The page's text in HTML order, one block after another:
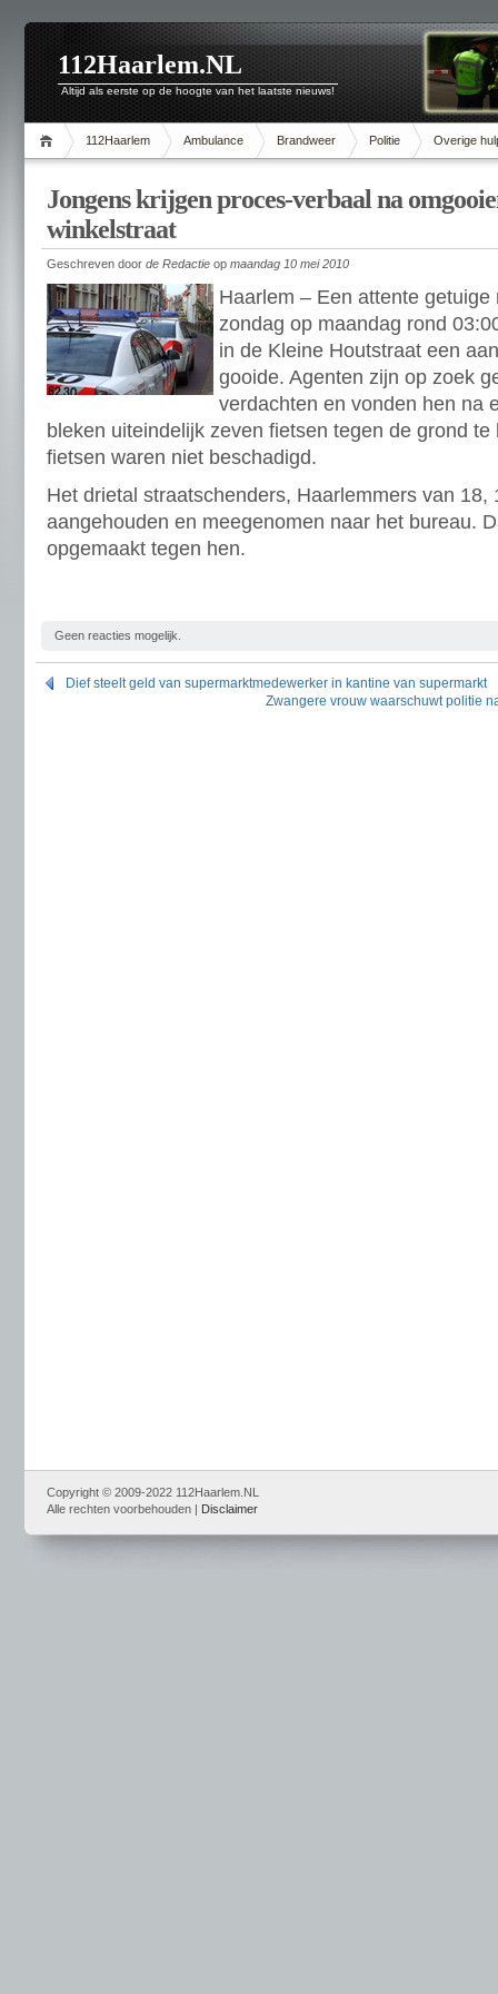
112Haarlem.NL
Altijd als eerste op de hoogte van het laatste nieuws!
112Haarlem Ambulance Brandweer Politie Overige
Jongens krijgen proces-verbaal na
winkelstraat
Geschreven door de Redactie op maandag 10 mei 2010
Haarlem – Een attente
zondag op maandag rond
in de Kleine Houtstraat een
gooide. Agenten zijn op zoek
verdachten en vonden hen na
bleken uiteindelijk zeven fietsen tegen de grond
fietsen waren niet beschadigd.
Het drietal straatschenders, Haarlemmers van 18,
aangehouden en meegenomen naar het bureau.
opgemaakt tegen hen.
Geen reacties mogelijk.
Dief steelt geld van supermarktmedewerker in kantine van supermarkt
Zwangere vrouw waarschuwt politie
Copyright © 2009-2022 112Haarlem.NL
Alle rechten voorbehouden | Disclaimer